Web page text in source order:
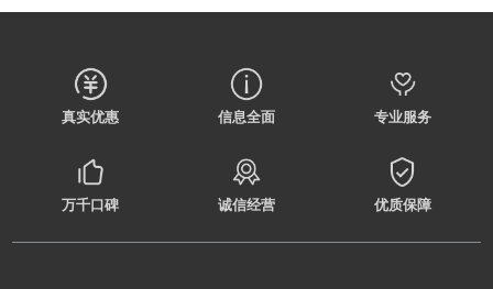
真实优惠 信息全面 专业服务
万千口碑 诚信经营 优质保障